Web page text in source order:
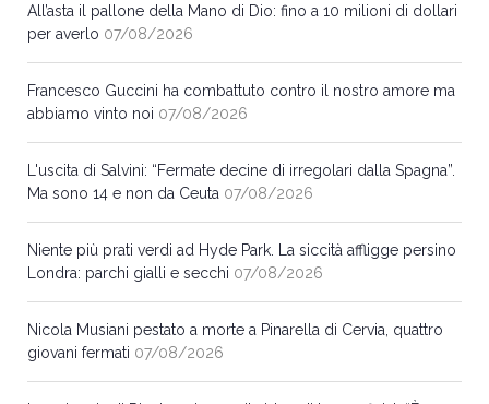
All’asta il pallone della Mano di Dio: fino a 10 milioni di dollari
per averlo 07/08/2026
Francesco Guccini ha combattuto contro il nostro amore ma
abbiamo vinto noi 07/08/2026
L'uscita di Salvini: “Fermate decine di irregolari dalla Spagna”.
Ma sono 14 e non da Ceuta 07/08/2026
Niente più prati verdi ad Hyde Park. La siccità affligge persino
Londra: parchi gialli e secchi 07/08/2026
Nicola Musiani pestato a morte a Pinarella di Cervia, quattro
giovani fermati 07/08/2026